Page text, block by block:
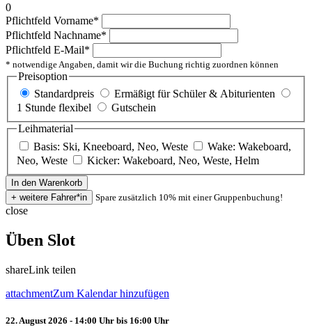
0
Pflichtfeld Vorname*
Pflichtfeld Nachname*
Pflichtfeld E-Mail*
* notwendige Angaben, damit wir die Buchung richtig zuordnen können
Preisoption
Standardpreis
Ermäßigt für Schüler & Abiturienten
1 Stunde flexibel
Gutschein
Leihmaterial
Basis: Ski, Kneeboard, Neo, Weste
Wake: Wakeboard,
Neo, Weste
Kicker: Wakeboard, Neo, Weste, Helm
Spare zusätzlich 10% mit einer Gruppenbuchung!
close
Üben Slot
shareLink teilen
attachmentZum Kalendar hinzufügen
22. August 2026 - 14:00 Uhr bis 16:00 Uhr